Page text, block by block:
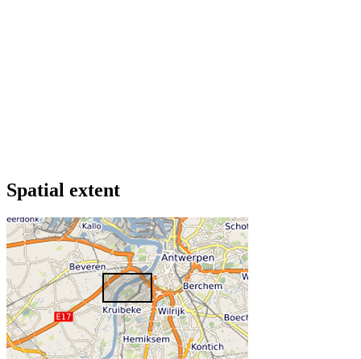
Spatial extent